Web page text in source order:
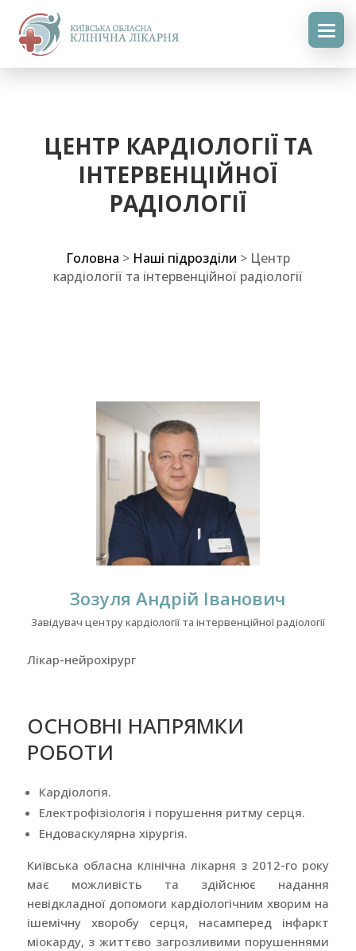
ЦЕНТР КАРДІОЛОГІЇ ТА
ІНТЕРВЕНЦІЙНОЇ
РАДІОЛОГІЇ
Головна > Наші підрозділи > Центр
кардіології та інтервенційної радіології
Зозуля Андрій Іванович
Завідувач центру кардіології та інтервенційної радіології
Лікар-нейрохірург
ОСНОВНІ НАПРЯМКИ
РОБОТИ
Кардіологія.
Електрофізіологія і порушення ритму серця.
Ендоваскулярна хірургія.
Київська обласна клінічна лікарня з 2012-го року
має можливість та здійснює надання
невідкладної допомоги кардіологічним хворим на
ішемічну хворобу серця, насамперед інфаркт
міокарду, з життєво загрозливими порушеннями